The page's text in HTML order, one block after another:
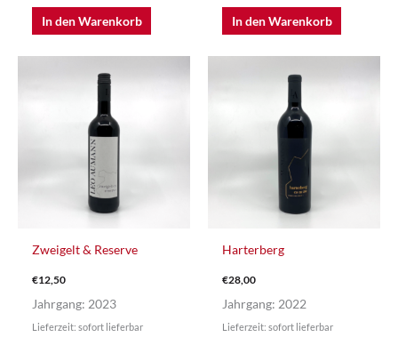
In den Warenkorb In den Warenkorb
Zweigelt & Reserve
€12,50
Jahrgang: 2023
Lieferzeit: sofort lieferbar
Harterberg
€28,00
Jahrgang: 2022
Lieferzeit: sofort lieferbar